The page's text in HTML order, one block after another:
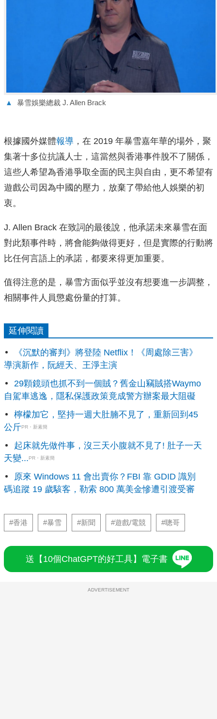
▲ 暴雪娛樂總裁 J. Allen Brack
根據國外媒體報導 ，在 2019 年暴雪嘉年華的場外，聚
集著十多位抗議人士，這當然與香港事件脫不了關係，
這些人希望為香港爭取全面的民主與自由，更不希望有
遊戲公司因為中國的壓力，放棄了帶給他人娛樂的初
衷。
J. Allen Brack 在致詞的最後說，他承諾未來暴雪在面
對此類事件時，將會能夠做得更好，但是實際的行動將
比任何言語上的承諾，都要來得更加重要。
值得注意的是，暴雪方面似乎並沒有想要進一步調整，
相關事件人員懲處份量的打算。
延伸閱讀
《沉默的審判》將登陸 Netflix！《周處除三害》
導演新作，阮經天、王淨主演
29顆鏡頭也抓不到一個賊？舊金山竊賊搭Waymo
自駕車逃逸，隱私保護政策竟成警方辦案最大阻礙
檸檬加它，堅持一週大肚腩不見了，重新回到45
公斤PR・新素簡
起床就先做件事，沒三天小腹就不見了! 肚子一天
天變...PR・新素簡
原來 Windows 11 會出賣你？FBI 靠 GDID 識別
碼追蹤 19 歲駭客，勒索 800 萬美金慘遭引渡受審
#香港 #暴雪 #新聞 #遊戲/電競 #聰哥
送【10個ChatGPT的好工具】電子書
ADVERTISEMENT